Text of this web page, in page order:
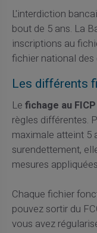
L'interdiction
bout de 5 ans. La
inscriptions au
fichier national des
Les différents
Le fichage au FICP
règles différentes.
maximale atteint 5
surendettement,
mesures
Chaque fichier
pouvez sortir du
vous avez